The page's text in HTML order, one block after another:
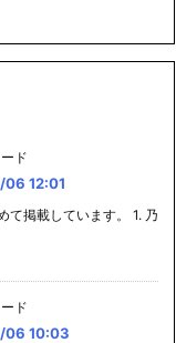
ド
06 12:01
て掲載しています。 1. 乃
ド
06 10:03